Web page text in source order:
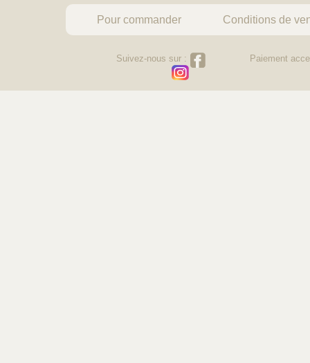
Pour commander Conditions de
Suivez-nous sur : Paiement